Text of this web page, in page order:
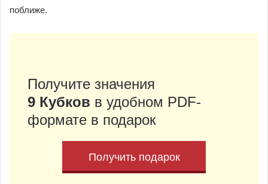
поближе.
Получите значения
9 Кубков в удобном PDF-
формате в подарок
Получить подарок